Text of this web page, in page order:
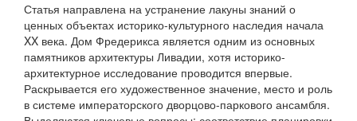
Статья направлена на устранение лакуны знаний о
ценных объектах историко-культурного наследия начала
XX века. Дом Фредерикса является одним из основных
памятников архитектуры Ливадии, хотя историко-
архитектурное исследование проводится впервые.
Раскрывается его художественное значение, место и роль
в системе императорского дворцово-паркового ансамбля.